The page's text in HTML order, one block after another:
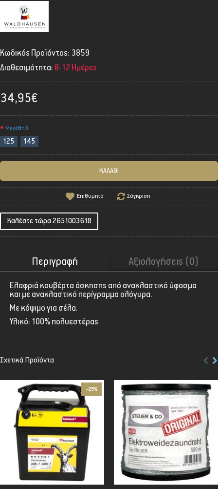
Κωδικός Προϊόντος: 3859
Διαθεσιμότητα: 8-12 Ημέρες
34,95€
Μεγέθη3
125 145
ΚΑΛΆΘΙ
Επιθυμητό Σύγκριση
Καλέστε τώρα 2651003618
Περιγραφή Αξιολογήσεις (0)
Ελαφριά κουβέρτα άσκησης από ανακλαστικό ύφασμα
και με ανακλαστικό περίγραμμα ολόγυρα.
Με κόψιμο για σέλα.
Υλικό: 100% πολυεστέρας
Σχετικά Προϊόντα
-25%